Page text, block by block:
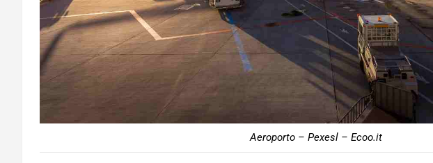
Aeroporto – Pexesl – Ecoo.it